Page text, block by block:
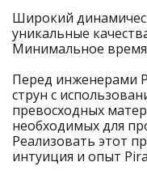
Широкий
уникальные
Минимальное время
Перед инженерами
струн с
превосходных
необходимых для
Реализовать этот
интуиция и опыт